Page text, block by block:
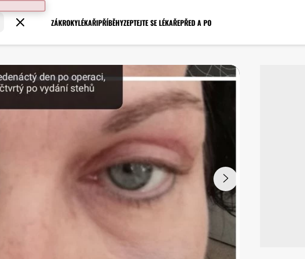
ZÁKROKYLÉKAŘIPŘÍBĚHYZEPTEJTE SE LÉKAŘEPŘED A PO